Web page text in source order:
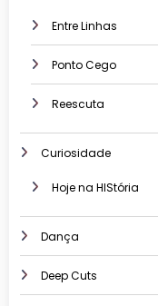
Entre Linhas
Ponto Cego
Reescuta
Curiosidade
Hoje na HIStória
Dança
Deep Cuts